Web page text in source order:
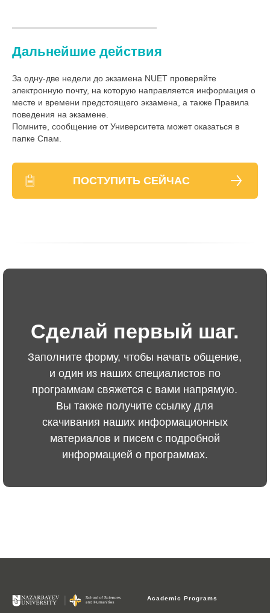
Дальнейшие действия
За одну-две недели до экзамена NUET проверяйте
электронную почту, на которую направляется информация о
месте и времени предстоящего экзамена, а также Правила
поведения на экзамене.
Помните, сообщение от Университета может оказаться в
папке Спам.
ПОСТУПИТЬ СЕЙЧАС
Сделай первый шаг.
Заполните форму, чтобы начать общение,
и один из наших специалистов по
программам свяжется с вами напрямую.
Вы также получите ссылку для
скачивания наших информационных
материалов и писем с подробной
информацией о программах.
Academic Programs